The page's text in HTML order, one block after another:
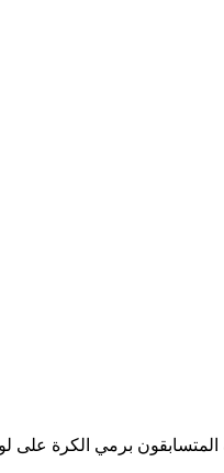
برمي الكرة على